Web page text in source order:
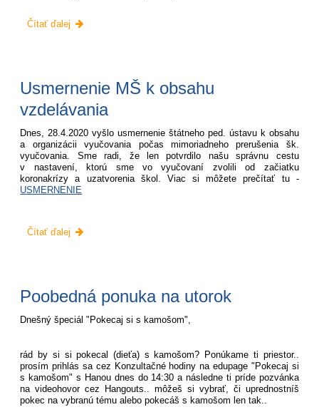
Poobedná
Čítať ďalej
Usmernenie MŠ k obsahu
vzdelávania
Dnes, 28.4.2020 vyšlo usmernenie štátneho ped. ústavu k obsahu
a organizácii vyučovania počas mimoriadneho prerušenia šk.
vyučovania. Sme radi, že len potvrdilo našu správnu cestu
v nastavení, ktorú sme vo vyučovaní zvolili od začiatku
koronakrízy a uzatvorenia škol. Viac si môžete prečítať tu -
USMERNENIE
Usmernenie
Čítať ďalej
Poobedná ponuka na utorok
Dnešný špeciál "Pokecaj si s kamošom",
rád by si si pokecal (dieťa) s kamošom? Ponúkame ti priestor..
prosím prihlás sa cez Konzultačné hodiny na edupage "Pokecaj si
s kamošom" s Hanou dnes do 14:30 a následne ti príde pozvánka
na videohovor cez Hangouts.. môžeš si vybrať, či uprednostníš
pokec na vybranú tému alebo pokecáš s kamošom len tak..